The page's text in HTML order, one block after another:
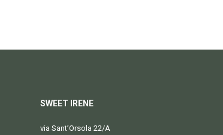
SWEET IRENE
via Sant’Orsola 22/A